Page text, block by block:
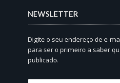
NEWSLETTER
Digite o seu endereço de e-
para ser o primeiro a saber
publicado.